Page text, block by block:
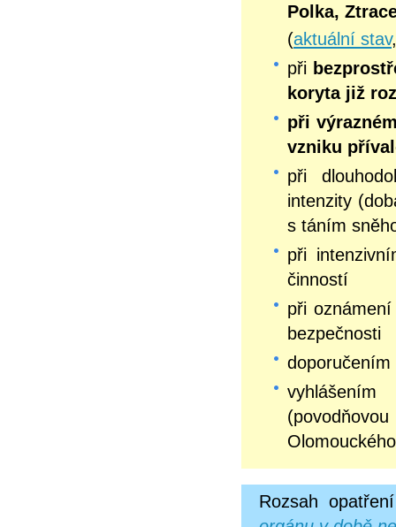
Polka,
(aktuální stav
při
koryta již
při
vzniku
při
intenzity
s táním
při
činností
při
bezpečnosti
Rozsah